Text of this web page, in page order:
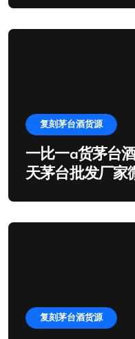
复刻茅台酒货源
一比一a货茅台
天茅台批发厂家
复刻茅台酒货源